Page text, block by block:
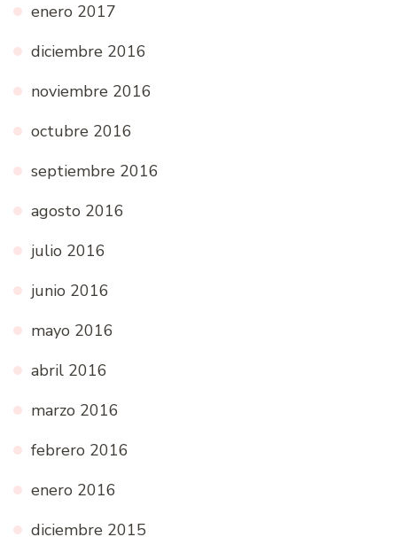
enero 2017
diciembre 2016
noviembre 2016
octubre 2016
septiembre 2016
agosto 2016
julio 2016
junio 2016
mayo 2016
abril 2016
marzo 2016
febrero 2016
enero 2016
diciembre 2015